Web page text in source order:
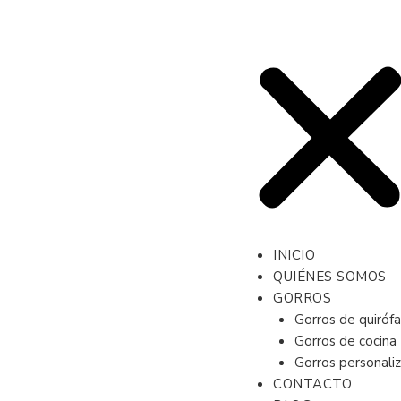
INICIO
QUIÉNES SOMOS
GORROS
Gorros de
Gorros de cocina
Gorros
CONTACTO